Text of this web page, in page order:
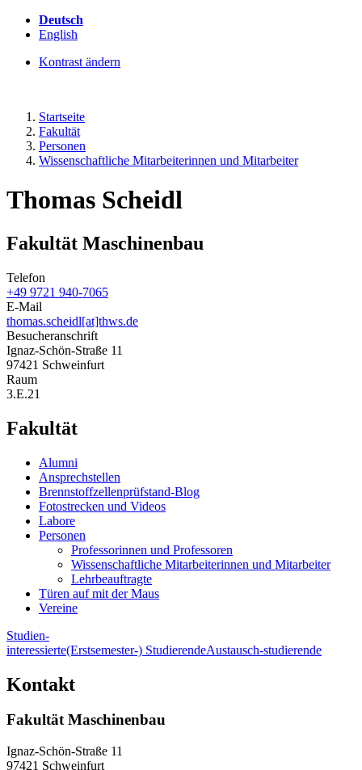
Deutsch
English
Kontrast ändern
Startseite
Fakultät
Personen
Wissenschaftliche Mitarbeiterinnen und Mitarbeiter
Thomas Scheidl
Fakultät Maschinenbau
Telefon
+49 9721 940-7065
E-Mail
thomas.scheidl[at]thws.de
Besucheranschrift
Ignaz-Schön-Straße 11
97421 Schweinfurt
Raum
3.E.21
Fakultät
Alumni
Ansprechstellen
Brennstoffzellenprüfstand-Blog
Fotostrecken und Videos
Labore
Personen
Professorinnen und Professoren
Wissenschaftliche Mitarbeiterinnen und Mitarbeiter
Lehrbeauftragte
Türen auf mit der Maus
Vereine
Studien-
interessierte(Erstsemester-) StudierendeAustausch-studierende
Kontakt
Fakultät Maschinenbau
Ignaz-Schön-Straße 11
97421 Schweinfurt